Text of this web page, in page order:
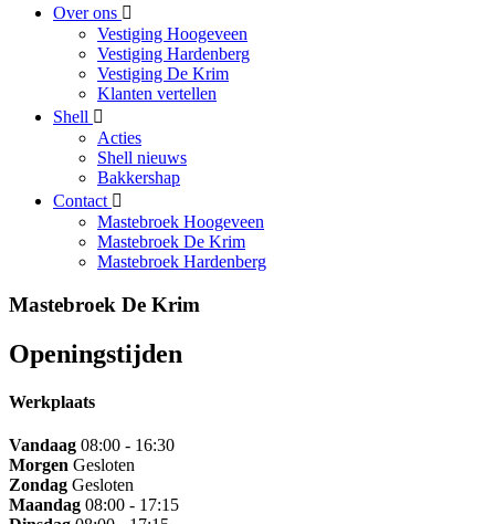
Over ons
Vestiging Hoogeveen
Vestiging Hardenberg
Vestiging De Krim
Klanten vertellen
Shell
Acties
Shell nieuws
Bakkershap
Contact
Mastebroek Hoogeveen
Mastebroek De Krim
Mastebroek Hardenberg
Mastebroek De Krim
Openingstijden
Werkplaats
Vandaag 08:00 - 16:30
Morgen Gesloten
Zondag Gesloten
Maandag 08:00 - 17:15